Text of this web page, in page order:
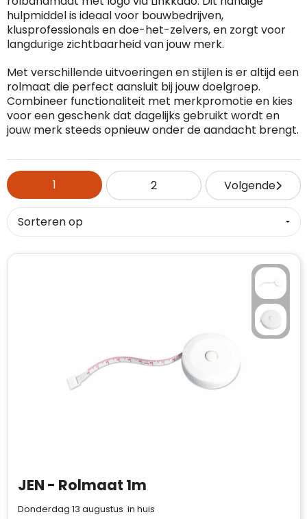
Home & Living
Reizen & Onderweg
Vakantie, Recreatie & Spellen
Dag van de Vrijwilliger
Kerstmis
Pasen
Valentijn
Werelddierendag
RFX™
Stanley®
Swiss Peak
Thule
GolfOriginals
Custom medaille
Custom pet, muts & hoed
Custom speelkaarten
Custom zomer
Custom paraplu
Zorg
hulpmiddel is ideaal voor bouwbedrijven,
klusprofessionals en doe-het-zelvers, en zorgt voor
langdurige zichtbaarheid van jouw merk.
Met verschillende uitvoeringen en stijlen is er altijd een
rolmaat die perfect aansluit bij jouw doelgroep.
Combineer functionaliteit met merkpromotie en kies
voor een geschenk dat dagelijks gebruikt wordt en
jouw merk steeds opnieuw onder de aandacht brengt.
1 2 Volgende
JEN - Rolmaat 1m
Donderdag 13 augustus in huis